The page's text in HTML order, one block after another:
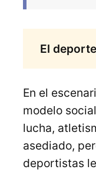
El
En el
modelo
lucha,
asediado,
deportistas